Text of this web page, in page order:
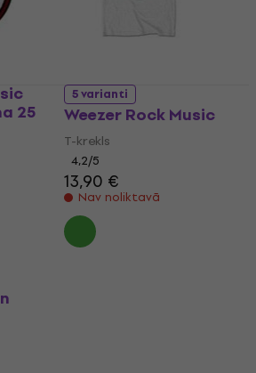
25
5 varianti
Weezer Rock Music
T-krekls
4,2/5
13,90 €
Nav noliktavā